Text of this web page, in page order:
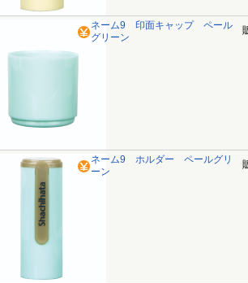
ネーム9 印面キャップ ペール
グリーン
ネーム9 ホルダー ペールグリ
ーン